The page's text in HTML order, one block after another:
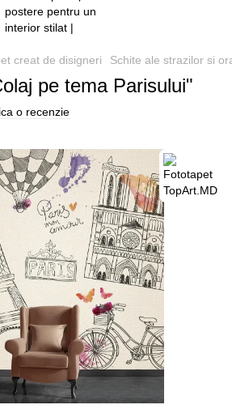
creat de disigneri Schite ale strazilor si
pe tema Parisului"
o recenzie